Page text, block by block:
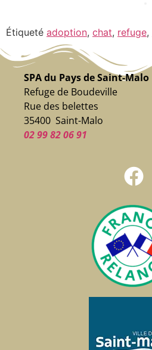
Étiqueté adoption, chat, refuge,
SPA du Pays de Saint-Malo
Refuge de Boudeville
Rue des belettes
35400 Saint-Malo
02 99 82 06 91